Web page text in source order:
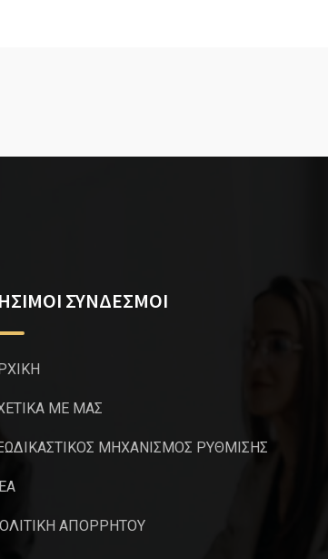
ΣΥΝΔΕΣΜΟΙ
ΜΕ ΜΑΣ
ΜΗΧΑΝΙΣΜΟΣ ΡΥΘΜΙΣΗΣ
ΑΠΟΡΡΗΤΟΥ